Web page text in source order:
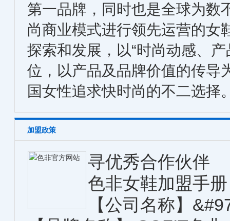
第一品牌，同时也是全球为数
尚商业模式进行领先运营的女
探索和发展，以“时尚动感、
位，以产品及品牌价值的传导
国女性追求快时尚的不二选择
加盟政策
寻优秀合作伙伴
色非女鞋加盟手册
【公司名称】